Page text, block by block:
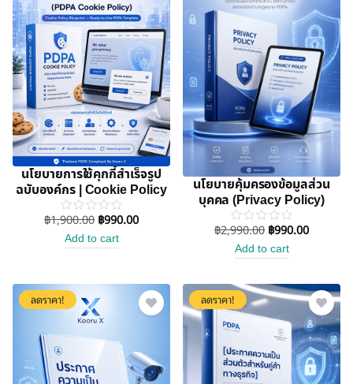
นโยบายการใช้คุกกี้สำเร็จรูป
ฉบับองค์กร | Cookie Policy
฿1,900.00 ฿990.00
Add to cart
นโยบายคุ้มครองข้อมูลส่วน
บุคคล (Privacy Policy)
฿2,990.00 ฿990.00
Add to cart
ลดราคา! ลดราคา!